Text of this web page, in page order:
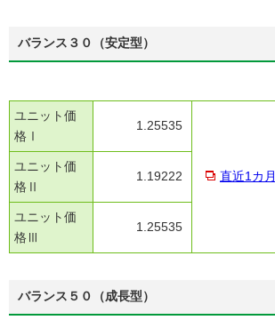
バランス３０（安定型）
ユニット価
格Ⅰ
1.25535
直近1カ月
ユニット価
格Ⅱ
1.19222
ユニット価
格Ⅲ
1.25535
バランス５０（成長型）